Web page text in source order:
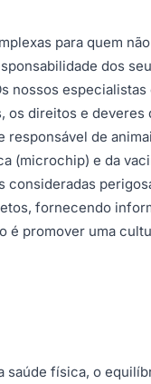
para quem
dos
nossos
os direitos e
responsável de
(microchip) e da
fornecendo
promover uma
física, o